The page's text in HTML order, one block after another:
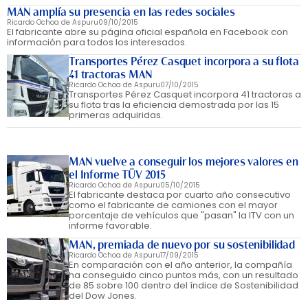
MAN amplía su presencia en las redes sociales
Ricardo Ochoa de Aspuru09/10/2015
El fabricante abre su página oficial española en Facebook con
información para todos los interesados.
Transportes Pérez Casquet incorpora a su flota
41 tractoras MAN
Ricardo Ochoa de Aspuru07/10/2015
Transportes Pérez Casquet incorpora 41 tractoras a
su flota tras la eficiencia demostrada por las 15
primeras adquiridas.
MAN vuelve a conseguir los mejores valores en
el Informe TÜV 2015
Ricardo Ochoa de Aspuru05/10/2015
El fabricante destaca por cuarto año consecutivo
como el fabricante de camiones con el mayor
porcentaje de vehículos que "pasan" la ITV con un
informe favorable.
MAN, premiada de nuevo por su sostenibilidad
Ricardo Ochoa de Aspuru17/09/2015
En comparación con el año anterior, la compañía
ha conseguido cinco puntos más, con un resultado
de 85 sobre 100 dentro del índice de Sostenibilidad
del Dow Jones.